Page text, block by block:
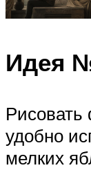
Идея
Рисовать
удобно
мелких